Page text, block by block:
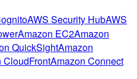
AWS Security HubAWS
Amazon EC2Amazon
QuickSightAmazon
CloudFrontAmazon Connect